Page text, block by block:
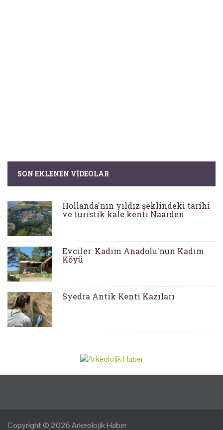
SON EKLENEN VIDEOLAR
Hollanda'nın yıldız şeklindeki tarihi
ve turistik kale kenti Naarden
Evciler: Kadim Anadolu'nun Kadim
Köyü
Syedra Antik Kenti Kazıları
Copyright © 2026Arkeolojik Haber